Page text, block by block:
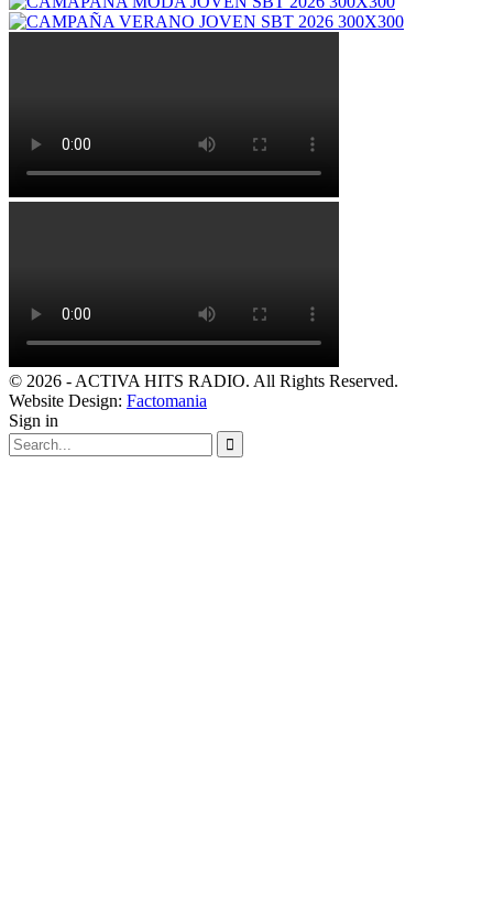
© 2026 - ACTIVA HITS RADIO. All Rights Reserved.
Website Design: Factomania
Sign in